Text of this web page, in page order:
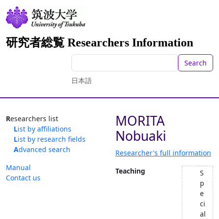
研究者総覧 Researchers Information
Search
日本語
Researchers list
List by affiliations
List by research fields
Advanced search
Manual
Contact us
MORITA
Nobuaki
Researcher's full information
Teaching
S
p
e
ci
al